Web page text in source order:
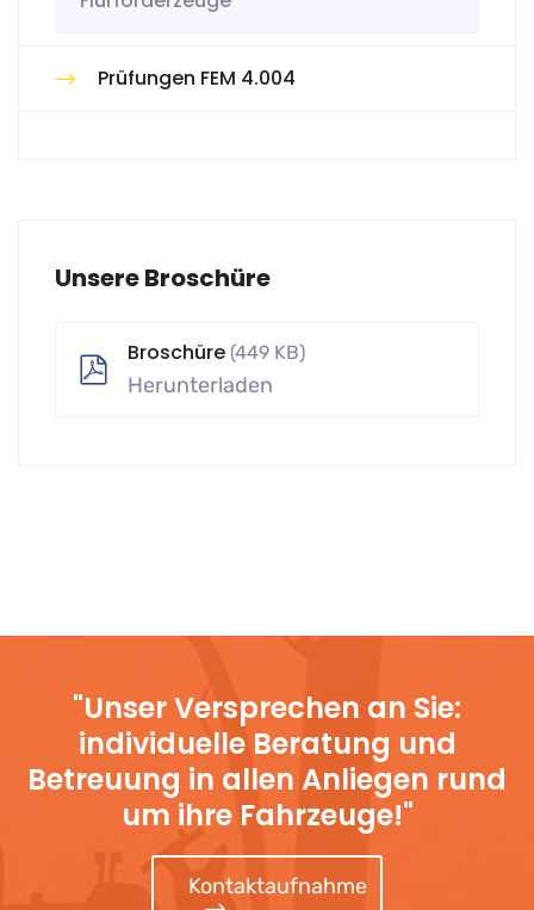
Prüfungen FEM 4.004
Unsere Broschüre
Broschüre (449 KB)
Herunterladen
"Unser Versprechen an Sie:
individuelle Beratung und
Betreuung in allen Anliegen rund
um ihre Fahrzeuge!"
Kontaktaufnahme